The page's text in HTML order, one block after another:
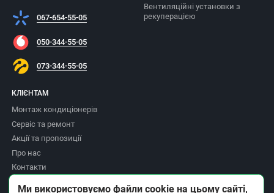
067-654-55-05
050-344-55-05
073-344-55-05
Вентиляційні установки з
рекуперацією
КЛІЄНТАМ
Монтаж кондиціонерів
Сервіс та ремонт
Акції та пропозиції
Про нас
Контакти
Ми використовуємо файли cookie на цьому сайті,